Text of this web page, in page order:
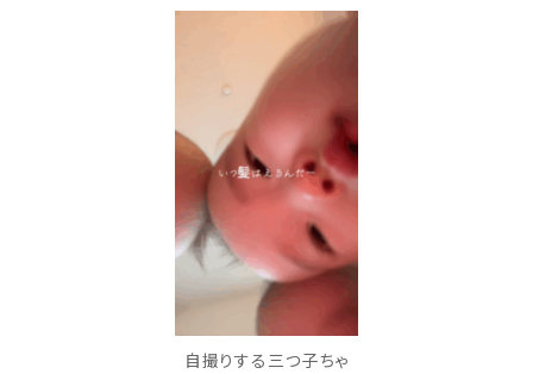
自撮りする三つ子ちゃ